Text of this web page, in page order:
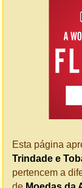
Esta página
Trindade e
pertencem a